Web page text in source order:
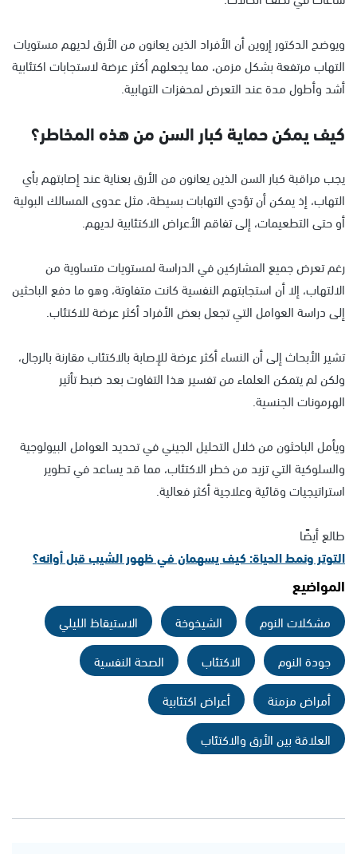
ويوضح الدكتور إروين أن الأفراد الذين يعانون من الأرق لديهم مستويات
التهاب مرتفعة بشكل مزمن، مما يجعلهم أكثر عرضة لاستجابات اكتئابية
أشد وأطول مدة عند التعرض لمحفزات التهابية.
كيف يمكن حماية كبار السن من هذه المخاطر؟
يجب مراقبة كبار السن الذين يعانون من الأرق بعناية عند إصابتهم بأي
التهاب، إذ يمكن أن تؤدي التهابات بسيطة، مثل عدوى المسالك البولية
أو حتى التطعيمات، إلى تفاقم الأعراض الاكتئابية لديهم.
رغم تعرض جميع المشاركين في الدراسة لمستويات متساوية من
الالتهاب، إلا أن استجابتهم النفسية كانت متفاوتة، وهو ما دفع الباحثين
إلى دراسة العوامل التي تجعل بعض الأفراد أكثر عرضة للاكتئاب.
تشير الأبحاث إلى أن النساء أكثر عرضة للإصابة بالاكتئاب مقارنة بالرجال،
ولكن لم يتمكن العلماء من تفسير هذا التفاوت بعد ضبط تأثير
الهرمونات الجنسية.
ويأمل الباحثون من خلال التحليل الجيني في تحديد العوامل البيولوجية
والسلوكية التي تزيد من خطر الاكتئاب، مما قد يساعد في تطوير
استراتيجيات وقائية وعلاجية أكثر فعالية.
طالع أيضًا
التوتر ونمط الحياة: كيف يسهمان في ظهور الشيب قبل أوانه؟
المواضيع
مشكلات النوم الشيخوخة
الاستيقاظ الليلي
جودة النوم
الاكتئاب
الصحة النفسية
أمراض مزمنة
أعراض اكتئابية
العلاقة بين الأرق والاكتئاب